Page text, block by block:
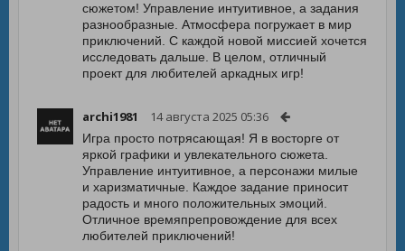
сюжетом! Управление интуитивное, а задания
разнообразные. Атмосфера погружает в мир
приключений. С каждой новой миссией хочется
исследовать дальше. В целом, отличный
проект для любителей аркадных игр!
archi1981 14 августа 2025 05:36
Игра просто потрясающая! Я в восторге от
яркой графики и увлекательного сюжета.
Управление интуитивное, а персонажи милые
и харизматичные. Каждое задание приносит
радость и много положительных эмоций.
Отличное времяпрепровождение для всех
любителей приключений!